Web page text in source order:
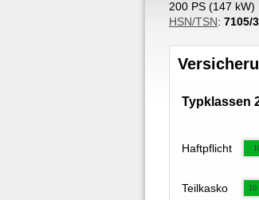
200 PS (147 kW)
HSN/TSN: 7105/
Typklassen
Haftpflicht
Teilkasko 10